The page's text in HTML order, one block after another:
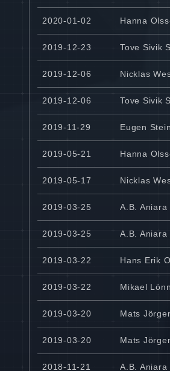
2020-01-02 Hanna
2019-12-23 Tove Sivik
2019-12-06 Nicklas
2019-12-06 Tove Sivik
2019-11-29 Eugen
2019-05-21 Hanna
2019-05-17 Nicklas
2019-03-25 A.B. Aniara
2019-03-25 A.B. Aniara
2019-03-22 Hans Erik
2019-03-22 Mikael Lönn
2019-03-20 Mats
2019-03-20 Mats
2018-11-21 A.B. Aniara